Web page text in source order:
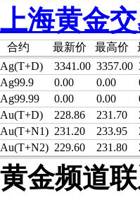
上海黄金
合约 最新价 最高价
Ag(T+D)
3341.00 3357.00
Ag99.9
0.00 0.00
Ag99.99
0.00 0.00
Au(T+D)
228.86 231.70
Au(T+N1) 231.20 233.95
Au(T+N2) 229.60 231.80
黄金频道